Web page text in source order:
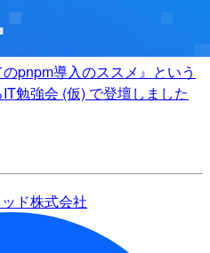
pnpm導入のススメ』という
勉強会 (仮) で登壇しました
ド株式会社